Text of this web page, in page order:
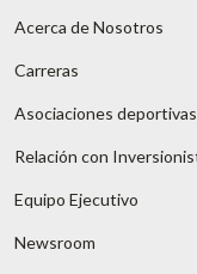
Acerca de Nosotros
Carreras
Asociaciones deportivas
Relación con
Equipo Ejecutivo
Newsroom